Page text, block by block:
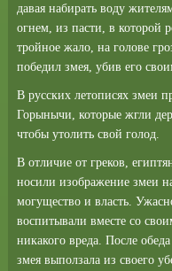
давая набирать воду
огнем, из пасти, в которой
тройное жало, на голове
победил змея, убив его
В русских летописях змеи
Горынычи, которые жгли
чтобы утолить свой голод.
В отличие от греков,
носили изображение змеи
могущество и власть.
воспитывали вместе со
никакого вреда. После
змея выползала из своего